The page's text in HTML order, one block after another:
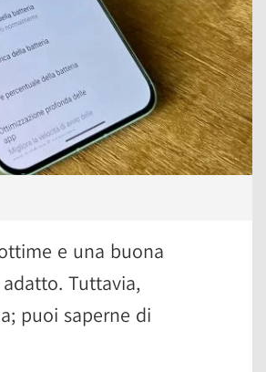
e una buona
Tuttavia,
puoi saperne di